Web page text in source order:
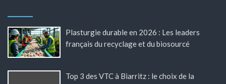
Plasturgie durable en 2026 : Les leaders
français du recyclage et du biosourcé
Top 3 des VTC à Biarritz : le choix de la